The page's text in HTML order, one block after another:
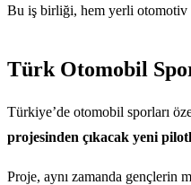
Bu iş birliği, hem yerli otomotiv
Türk Otomobil
Türkiye’de otomobil sporları
projesinden çıkacak yeni
Proje, aynı zamanda gençlerin